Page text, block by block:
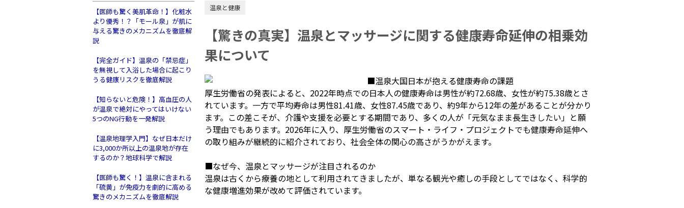
【医師も驚く美肌革命！】化粧水
より優秀！？「モール泉」が肌に
与える驚きのメカニズムを徹底解
説
【完全ガイド】温泉の「禁忌症」
を無視して入浴した場合に起こり
うる健康リスクを徹底解説
【知らないと危険！】高血圧の人
が温泉で絶対にやってはいけない
5つのNG行動を一発解説
【温泉地理学入門】なぜ日本だけ
に3,000か所以上の温泉地が存在
するのか？地球科学で解説
【医師も驚く！】温泉に含まれる
「硫黄」が免疫力を劇的に高める
驚きのメカニズムを徹底解説
温泉と健康
【驚きの真実】温泉とマッサージに関する健康寿命延伸の相乗効
果について
■温泉大国日本が抱える健康寿命の課題
厚生労働省の発表によると、2022年時点での日本人の健康寿命は男性が約72.68歳、女性が約75.38歳とさ
れています。一方で平均寿命は男性81.41歳、女性87.45歳であり、約9年から12年の差があることが分かり
ます。この差こそが、介護や支援を必要とする期間であり、多くの人が「元気なまま長生きしたい」と願
う理由でもあります。2026年に入り、厚生労働省のスマート・ライフ・プロジェクトでも健康寿命延伸へ
の取り組みが継続的に紹介されており、社会全体の関心の高さがうかがえます。
■なぜ今、温泉とマッサージが注目されるのか
温泉は古くから療養の地として利用されてきましたが、単なる観光や癒しの手段としてではなく、科学的
な健康増進効果が改めて評価されています。